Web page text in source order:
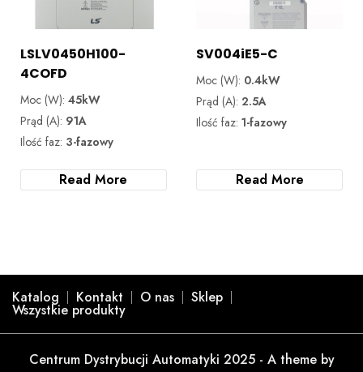
LSLV0450H100-
4COFD
Moc (W): 45kW
Prąd (A): 91A
Ilość faz: 3-fazowy
Read More
SV004iE5-C
Moc (W): 0.4kW
Prąd (A): 2.5A
Ilość faz:1-fazowy
Read More
Katalog Kontakt O nas Sklep
Wszystkie produkty
Centrum Dystrybucji Automatyki 2025 - A theme by